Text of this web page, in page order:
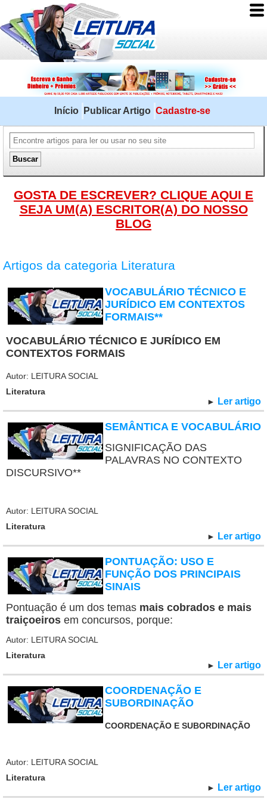
Início Publicar Artigo Cadastre-se
GOSTA DE ESCREVER? CLIQUE AQUI E
SEJA UM(A) ESCRITOR(A) DO NOSSO
BLOG
Artigos da categoria Literatura
VOCABULÁRIO TÉCNICO E
JURÍDICO EM CONTEXTOS
FORMAIS**
VOCABULÁRIO TÉCNICO E JURÍDICO EM
CONTEXTOS FORMAIS
Autor: LEITURA SOCIAL
Literatura
►
Ler artigo
SEMÂNTICA E VOCABULÁRIO
SIGNIFICAÇÃO DAS
PALAVRAS NO CONTEXTO
DISCURSIVO**
Autor: LEITURA SOCIAL
Literatura
►
Ler artigo
PONTUAÇÃO: USO E
FUNÇÃO DOS PRINCIPAIS
SINAIS
Pontuação é um dos temas mais cobrados e mais
traiçoeiros em concursos, porque:
Autor: LEITURA SOCIAL
Literatura
►
Ler artigo
COORDENAÇÃO E
SUBORDINAÇÃO
COORDENAÇÃO E SUBORDINAÇÃO
Autor: LEITURA SOCIAL
Literatura
►
Ler artigo